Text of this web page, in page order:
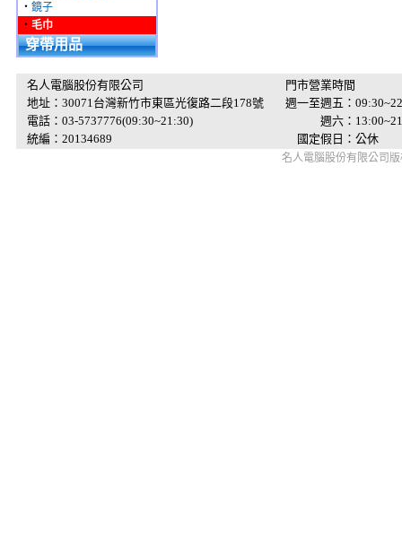
‧ 鏡子
‧ 毛巾
穿帶用品
名人電腦股份有限公司
地址：30071台灣新竹市東區光復路二段178號
電話：03-5737776(09:30~21:30)
統編：20134689
門市營業時間
週一至週五：
週六：
國定假日：公休
名人電腦股份有限公司版